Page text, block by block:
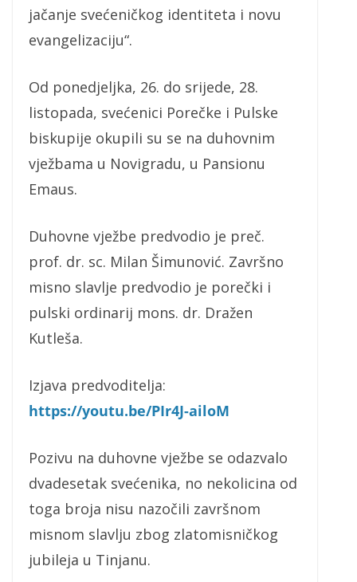
jačanje svećeničkog identiteta i novu
evangelizaciju“.
Od ponedjeljka, 26. do srijede, 28.
listopada, svećenici Porečke i Pulske
biskupije okupili su se na duhovnim
vježbama u Novigradu, u Pansionu
Emaus.
Duhovne vježbe predvodio je preč.
prof. dr. sc. Milan Šimunović. Završno
misno slavlje predvodio je porečki i
pulski ordinarij mons. dr. Dražen
Kutleša.
Izjava predvoditelja:
https://youtu.be/PIr4J-ailoM
Pozivu na duhovne vježbe se odazvalo
dvadesetak svećenika, no nekolicina od
toga broja nisu nazočili završnom
misnom slavlju zbog zlatomisničkog
jubileja u Tinjanu.